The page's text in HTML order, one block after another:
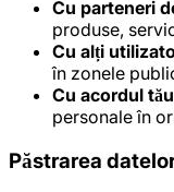
Cu parteneri
produse,
Cu alți
în zonele
Cu acordul
personale în
Păstrarea